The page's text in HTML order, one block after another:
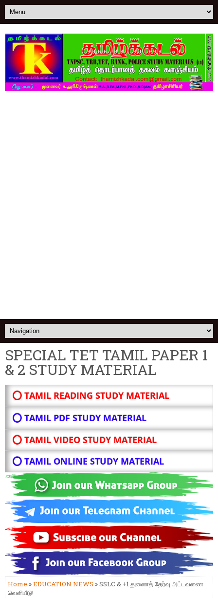
SPECIAL TET TAMIL PAPER 1
& 2 STUDY MATERIAL
⭕ TAMIL READING STUDY MATERIAL
⭕ TAMIL PDF STUDY MATERIAL
⭕ TAMIL VIDEO STUDY MATERIAL
⭕ TAMIL ONLINE STUDY MATERIAL
Home »EDUCATION NEWS » SSLC & +1 துணைத் தேர்வு அட்டவணை
வெளியீடு!